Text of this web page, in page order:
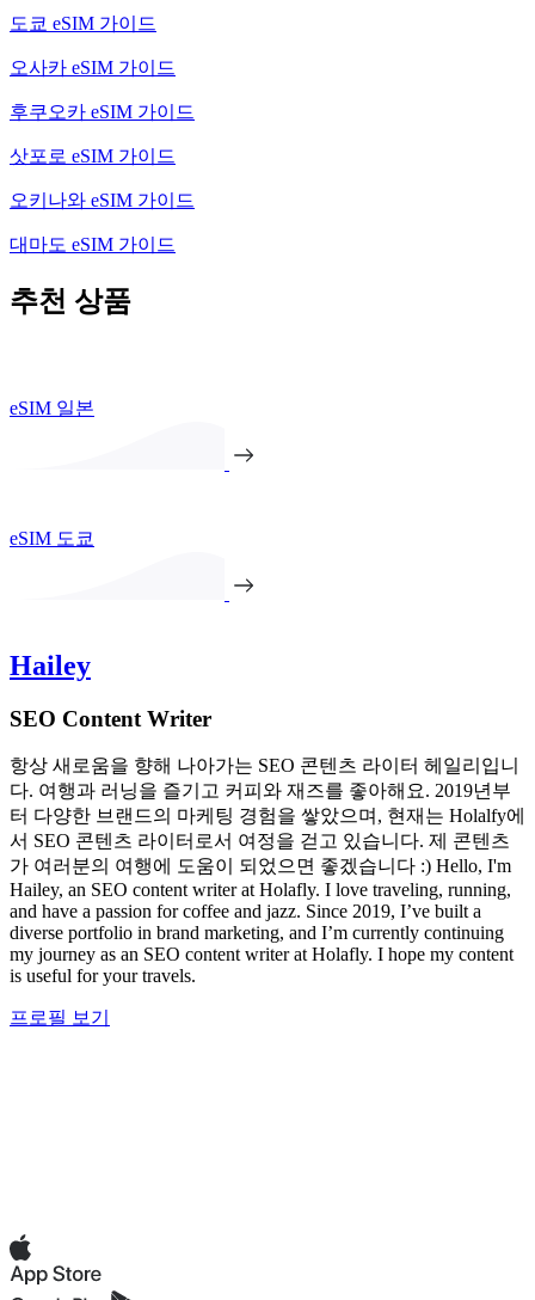
도쿄 eSIM 가이드
오사카 eSIM 가이드
후쿠오카 eSIM 가이드
삿포로 eSIM 가이드
오키나와 eSIM 가이드
대마도 eSIM 가이드
추천 상품
eSIM 일본
eSIM 도쿄
Hailey
SEO Content Writer
항상 새로움을 향해 나아가는 SEO 콘텐츠 라이터 헤일리입니
다. 여행과 러닝을 즐기고 커피와 재즈를 좋아해요. 2019년부
터 다양한 브랜드의 마케팅 경험을 쌓았으며, 현재는 Holalfy에
서 SEO 콘텐츠 라이터로서 여정을 걷고 있습니다. 제 콘텐츠
가 여러분의 여행에 도움이 되었으면 좋겠습니다 :) Hello, I'm
Hailey, an SEO content writer at Holafly. I love traveling, running,
and have a passion for coffee and jazz. Since 2019, I’ve built a
diverse portfolio in brand marketing, and I’m currently continuing
my journey as an SEO content writer at Holafly. I hope my content
is useful for your travels.
프로필 보기